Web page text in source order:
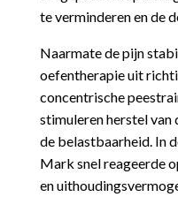
te verminderen en de
Naarmate de pijn
oefentherapie uit
concentrische
stimuleren herstel van
de belastbaarheid. In
Mark snel reageerde
en